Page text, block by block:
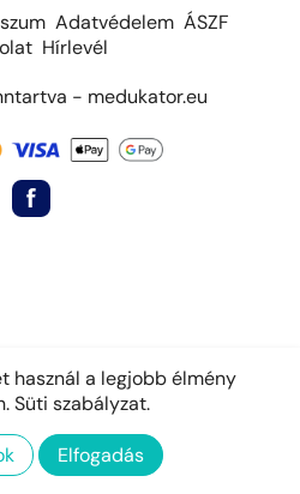
Adatvédelem ÁSZF
Hírlevél
- medukator.eu
használ a legjobb élmény
Süti szabályzat.
Elfogadás